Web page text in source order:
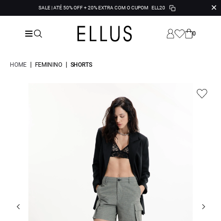
SALE | ATÉ 50% OFF + 20% EXTRA COM O CUPOM ELL20 ✕
0
HOME | FEMININO | SHORTS